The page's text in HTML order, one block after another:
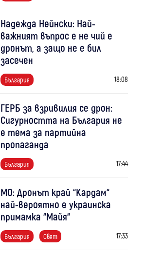
Надежда Нейнски: Най-
важният въпрос е не чий е
дронът, а защо не е бил
засечен
България 18:08
ГЕРБ за взривилия се дрон:
Сигурността на България не
е тема за партийна
пропаганда
България 17:44
МО: Дронът край “Кардам“
най-вероятно е украинска
примамка “Майя“
България Свят 17:33